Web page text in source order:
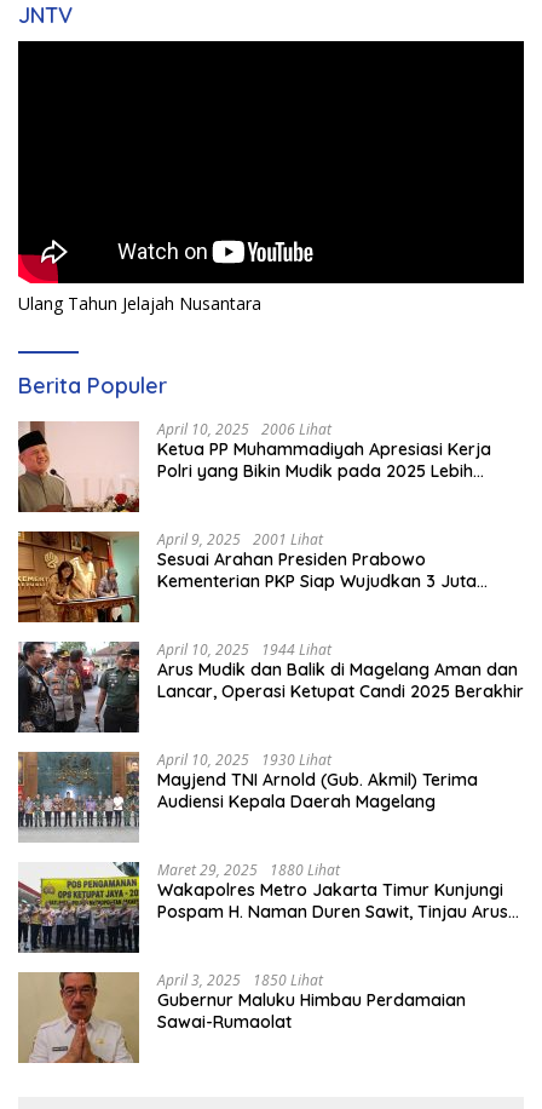
JNTV
Ulang Tahun Jelajah Nusantara
Berita Populer
April 10, 2025 2006 Lihat
Ketua PP Muhammadiyah Apresiasi Kerja
Polri yang Bikin Mudik pada 2025 Lebih
April 9, 2025 2001 Lihat
Sesuai Arahan Presiden Prabowo
Kementerian PKP Siap Wujudkan 3 Juta
April 10, 2025 1944 Lihat
Arus Mudik dan Balik di Magelang Aman dan
Lancar, Operasi Ketupat Candi 2025 Berakhir
April 10, 2025 1930 Lihat
Mayjend TNI Arnold (Gub. Akmil) Terima
Audiensi Kepala Daerah Magelang
Maret 29, 2025 1880 Lihat
Wakapolres Metro Jakarta Timur Kunjungi
Pospam H. Naman Duren Sawit, Tinjau Arus
April 3, 2025 1850 Lihat
Gubernur Maluku Himbau Perdamaian
Sawai-Rumaolat